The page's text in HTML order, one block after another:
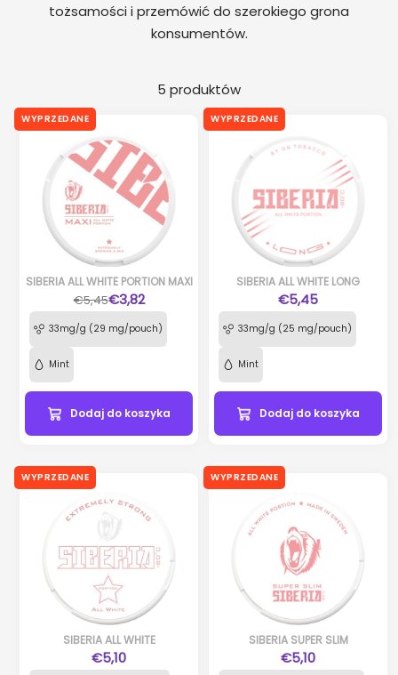
tożsamości i przemówić do szerokiego grona
konsumentów.
5 produktów
WYPRZEDANE
SIBERIA ALL WHITE PORTION MAXI
€5,45€3,82
33mg/g (29 mg/pouch)
Mint
Dodaj do koszyka
WYPRZEDANE
SIBERIA ALL WHITE LONG
€5,45
33mg/g (25 mg/pouch)
Mint
Dodaj do koszyka
WYPRZEDANE
SIBERIA ALL WHITE
€5,10
WYPRZEDANE
SIBERIA SUPER SLIM
€5,10